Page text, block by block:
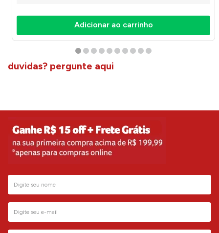
Adicionar ao carrinho
duvidas? pergunte aqui